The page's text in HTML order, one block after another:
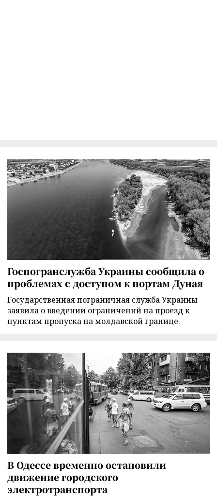
Госпогранслужба Украины сообщила о
проблемах с доступом к портам Дуная
Государственная пограничная служба Украины
заявила о введении ограничений на проезд к
пунктам пропуска на молдавской границе.
В Одессе временно остановили
движение городского
электротранспорта